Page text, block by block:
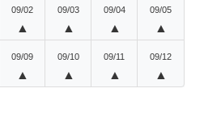
09/02
▲
09/03
▲
09/04
▲
09/05
▲
09/09
▲
09/10
▲
09/11
▲
09/12
▲